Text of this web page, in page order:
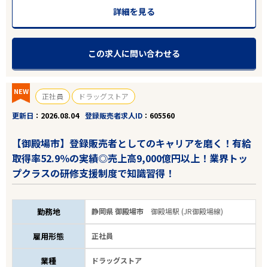
詳細を見る
この求人に問い合わせる
NEW 正社員
ドラッグストア
更新日
2026.08.04 登録販売者求人ID 605560
【御殿場市】登録販売者としてのキャリアを磨く！有給
取得率52.9％の実績◎売上高9,000億円以上！業界トッ
プクラスの研修支援制度で知識習得！
勤務地 静岡県 御殿場市御殿場駅 (JR御殿場線)
雇用形態 正社員
業種 ドラッグストア